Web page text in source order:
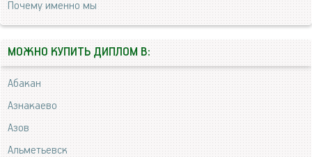
Почему именно мы
МОЖНО КУПИТЬ ДИПЛОМ В:
Абакан
Азнакаево
Азов
Альметьевск